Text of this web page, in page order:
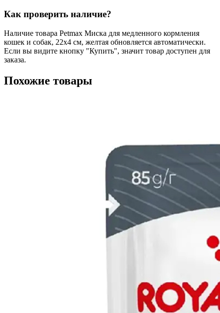
Как проверить наличие?
Наличие товара Petmax Миска для медленного кормления
кошек и собак, 22х4 см, желтая обновляется автоматически.
Если вы видите кнопку "Купить", значит товар доступен для
заказа.
Похожие товары